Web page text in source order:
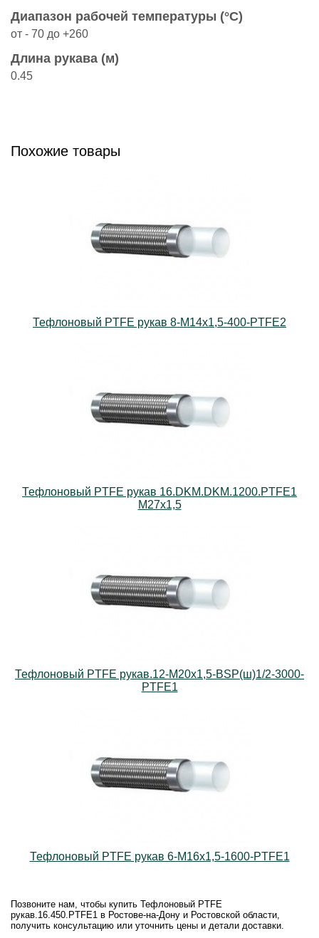
Диапазон рабочей температуры (°C)
от - 70 до +260
Длина рукава (м)
0.45
Похожие товары
Тефлоновый PTFE рукав 8-М14х1,5-400-PTFE2
Тефлоновый PTFE рукав 16.DKM.DKM.1200.PTFE1
M27х1,5
Тефлоновый PTFE рукав.12-М20х1,5-BSP(ш)1/2-3000-
PTFE1
Тефлоновый PTFE рукав 6-М16х1,5-1600-PTFE1
Позвоните нам, чтобы купить Тефлоновый PTFE
рукав.16.450.PTFE1 в Ростове-на-Дону и Ростовской области,
получить консультацию или уточнить цены и детали доставки.